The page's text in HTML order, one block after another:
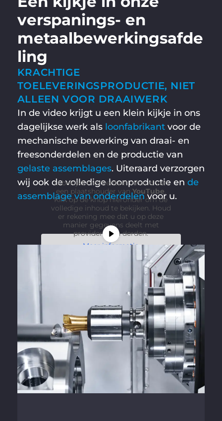
verspanings- en
metaalbewerkingsafde
ling
KRACHTIGE
TOELEVERINGSPRODUCTIE, NIET
ALLEEN VOOR DRAAIWERK
In de video krijgt u een klein kijkje in ons
dagelijkse werk als loonfabrikantvoor de
mechanische bewerking van draai- en
freesonderdelen en de productie van
gelaste assemblages. Uiteraard verzorgen
wij ook de volledige loonproductie en de
assemblage van onderdelenvoor u.
U bekijkt momenteel inhoud van
een plaatshouder vanYouTube.
Klik op de knop hieronder om de
volledige inhoud te bekijken. Houd
er rekening mee dat u op deze
manier gegevens deelt met
providers van derden.
Meer informatie
Inhoud deblokkeren
Vereiste service accepteren
en inhouden deblokkeren